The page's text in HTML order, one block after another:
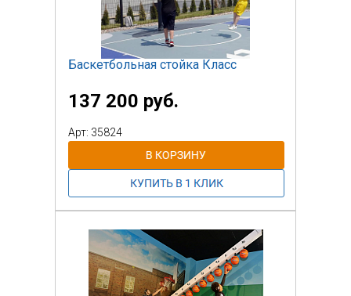
Баскетбольная стойка Класс
137 200 руб.
Арт: 35824